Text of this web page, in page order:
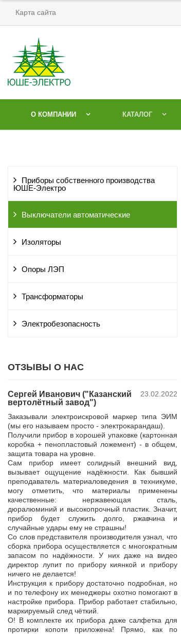
Карта сайта
О КОМПАНИИ КАТАЛОГ
Приборы собственного производства
ЮШЕ-Электро
Выключатели автоматические
Изоляторы
Опоры ЛЭП
Трансформаторы
Электробезопасность
ОТЗЫВЫ О НАС
Сергей Иванович ("Казанский
вертолётный завод")
23.02.2022
Заказывали электроискровой маркер типа ЭИМ
(мы его называем просто - электрокарандаш).
Получили прибор в хорошей упаковке (картонная
коробка + пенопластовый ложемент) - в общем,
защита товара на уровне.
Сам прибор имеет солидный внешний вид,
вызывает ощущение надёжности. Как бывший
преподаватель материаловедения в техникуме,
могу отметить, что материалы применены
качественные: нержавеющая сталь,
дюралюминий и высокопрочный пластик. Значит,
прибор будет служить долго, ржавчина и
случайные удары ему не страшны!
Со слов представителя производителя узнал, что
сборка прибора осуществляется с многократным
запасом по надёжности. У них даже на видео
директор лупит по прибору киянкой и прибору
ничего не делается!
Инструкция к прибору достаточно подробная, но
и по телефону их менеджеры охотно помогают в
настройке прибора. Прибор работает стабильно,
маркируемый след чёткий.
О! В комплекте их прибора даже салфетка для
протирки копоти приложена! Прямо, как по